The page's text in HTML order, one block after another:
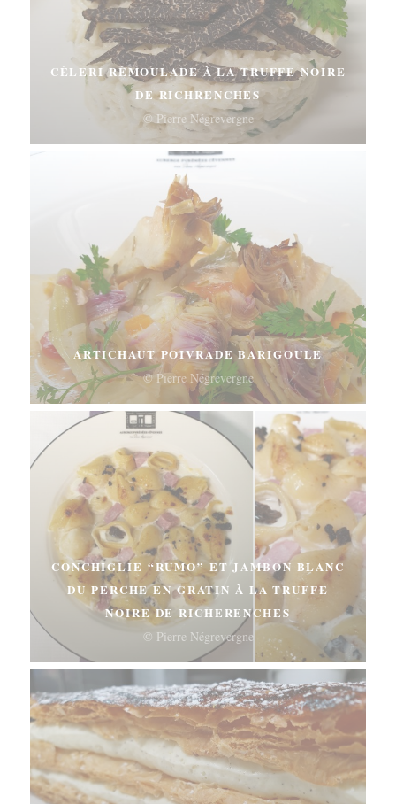
CÉLERI RÉMOULADE À LA TRUFFE NOIRE
DE RICHRENCHES
© Pierre Négrevergne
ARTICHAUT POIVRADE BARIGOULE
© Pierre Négrevergne
CONCHIGLIE “RUMO” ET JAMBON BLANC
DU PERCHE EN GRATIN À LA TRUFFE
NOIRE DE RICHERENCHES
© Pierre Négrevergne